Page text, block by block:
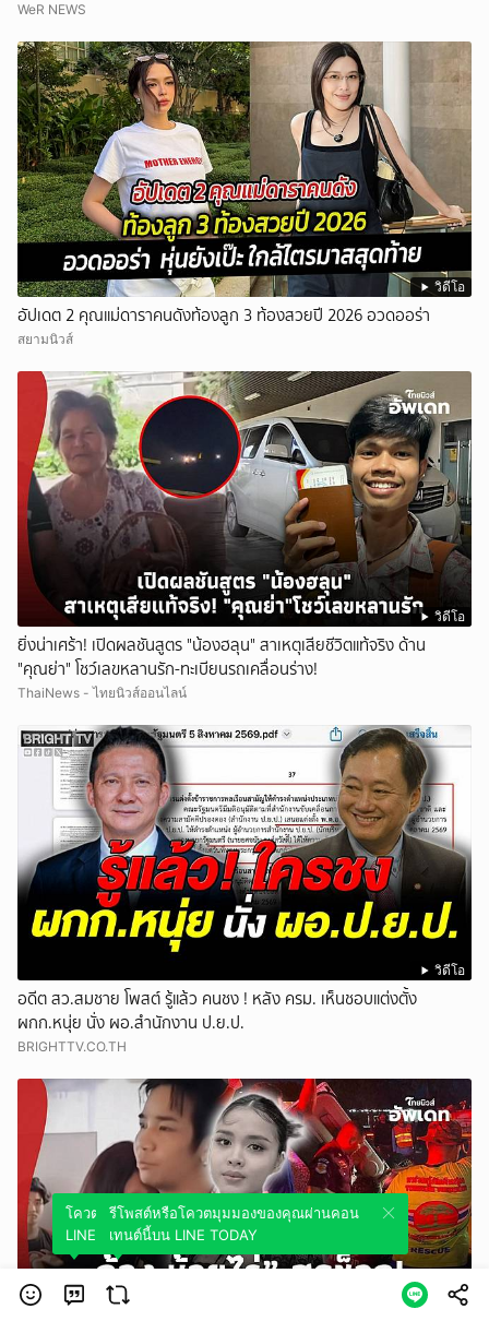
WeR NEWS
วิดีโอ
อัปเดต 2 คุณแม่ดาราคนดังท้องลูก 3 ท้องสวยปี 2026 อวดออร่า
สยามนิวส์
วิดีโอ
ยิ่งน่าเศร้า! เปิดผลชันสูตร "น้องฮลุน" สาเหตุเสียชีวิตแท้จริง ด้าน
"คุณย่า" โชว์เลขหลานรัก-ทะเบียนรถเคลื่อนร่าง!
ThaiNews - ไทยนิวส์ออนไลน์
วิดีโอ
อดีต สว.สมชาย โพสต์ รู้แล้ว คนชง ! หลัง ครม. เห็นชอบแต่งตั้ง
ผกก.หนุ่ย นั่ง ผอ.สำนักงาน ป.ย.ป.
BRIGHTTV.CO.TH
โควตมุมมองของคุณผ่านคอนเทนต์นี้บน
LINE TODAY
รีโพสต์หรือโควตมุมมองของคุณผ่านคอน
เทนต์นี้บน LINE TODAY